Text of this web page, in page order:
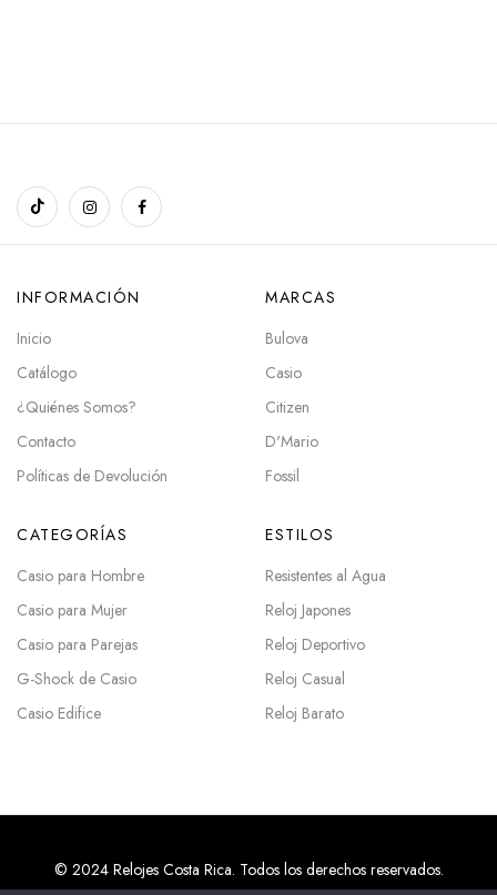
INFORMACIÓN
Inicio
Catálogo
¿Quiénes Somos?
Contacto
Políticas de Devolución
MARCAS
Bulova
Casio
Citizen
D'Mario
Fossil
CATEGORÍAS
Casio para Hombre
Casio para Mujer
Casio para Parejas
G-Shock de Casio
Casio Edifice
ESTILOS
Resistentes al Agua
Reloj Japones
Reloj Deportivo
Reloj Casual
Reloj Barato
© 2024 Relojes Costa Rica. Todos los derechos reservados.